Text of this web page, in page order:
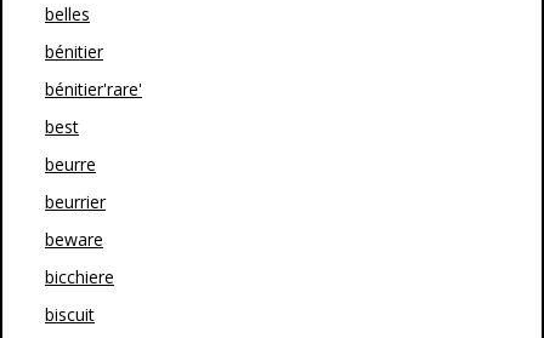
belles
bénitier
bénitier'rare'
best
beurre
beurrier
beware
bicchiere
biscuit